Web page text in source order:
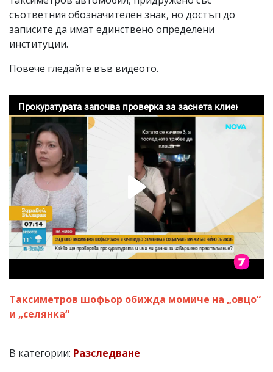
съответния обозначителен знак, но достъп до
записите да имат единствено определени
институции.
Повече гледайте във видеото.
Таксиметров шофьор обижда момиче на „овцо“
и „селянка“
В категории: Разследване